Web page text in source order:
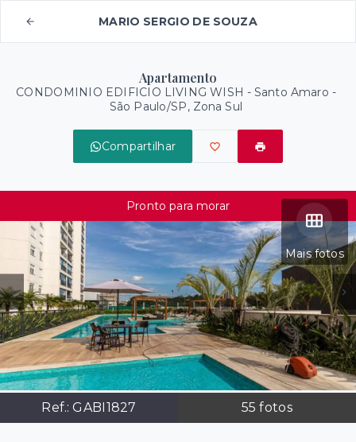
MARIO SERGIO DE SOUZA
Apartamento
CONDOMINIO EDIFICIO LIVING WISH - Santo Amaro -
São Paulo/SP, Zona Sul
Compartilhar
Mais fotos
Ref.:GABI1827 55 fotos
Pronto para morar